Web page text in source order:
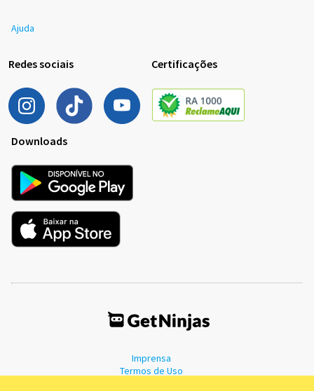
Ajuda
Redes sociais Certificações
Downloads
Imprensa
Termos de Uso